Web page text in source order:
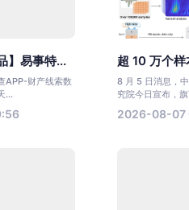
】易事特...
APP-财产线索数
...
超 10 万个
8 月 5 日消息，
究院今日宣布，
2026-08-07